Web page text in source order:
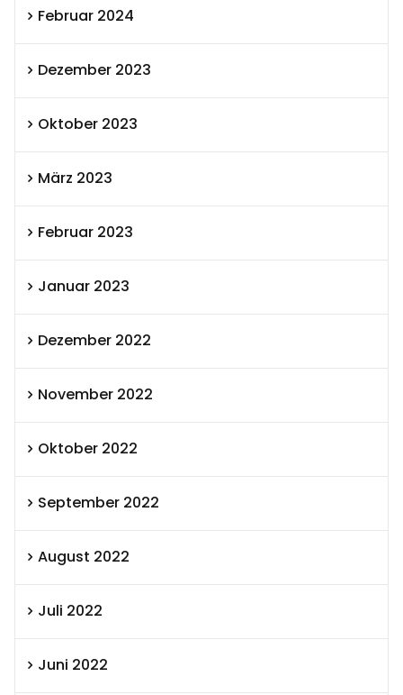
Februar 2024
Dezember 2023
Oktober 2023
März 2023
Februar 2023
Januar 2023
Dezember 2022
November 2022
Oktober 2022
September 2022
August 2022
Juli 2022
Juni 2022